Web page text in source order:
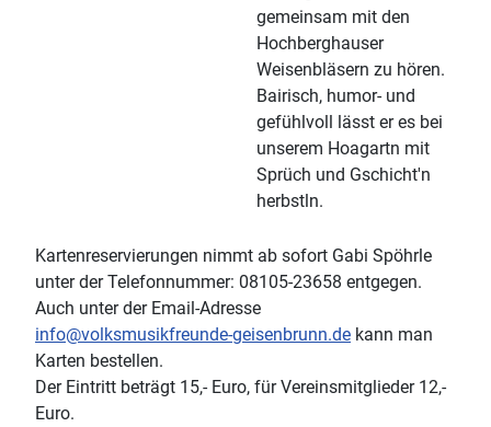
gemeinsam mit den
Hochberghauser
Weisenbläsern zu hören.
Bairisch, humor- und
gefühlvoll lässt er es bei
unserem Hoagartn mit
Sprüch und Gschicht'n
herbstln.
Kartenreservierungen nimmt ab sofort Gabi Spöhrle
unter der Telefonnummer: 08105-23658 entgegen.
Auch unter der Email-Adresse
info@volksmusikfreunde-geisenbrunn.de kann man
Karten bestellen.
Der Eintritt beträgt 15,- Euro, für Vereinsmitglieder 12,-
Euro.